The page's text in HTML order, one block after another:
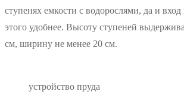
ступенях емкости с водорослями, да и вход
этого удобнее. Высоту ступеней
см, ширину не менее 20 см.
устройство пруда